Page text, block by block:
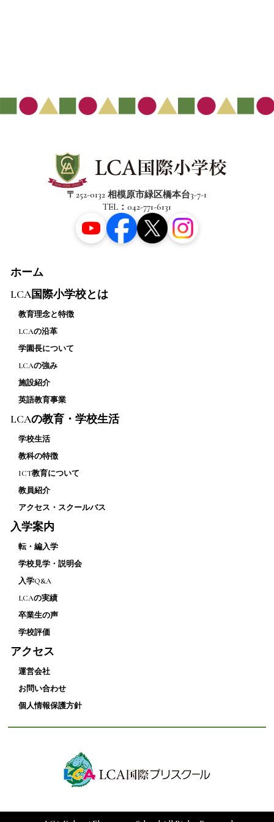
〒252-0132 相模原市緑区橋本台3-7-1
TEL：042-771-6131
ホーム
LCA国際小学校とは
教育理念と特徴
LCAの沿革
学園長について
LCAの強み
施設紹介
英語教育事業
LCAの教育・学校生活
学校生活
教科の特徴
ICT教育について
教員紹介
アクセス・スクールバス
入学案内
転・編入学
学校見学・説明会
入学Q&A
LCAの実績
卒業生の声
学校評価
アクセス
運営会社
お問い合わせ
個人情報保護方針